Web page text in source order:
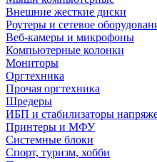
Внешние жесткие диски
Роутеры и сетевое
Веб-камеры и микрофоны
Компьютерные колонки
Мониторы
Оргтехника
Прочая оргтехника
Шредеры
ИБП и стабилизаторы
Принтеры и МФУ
Системные блоки
Спорт, туризм, хобби